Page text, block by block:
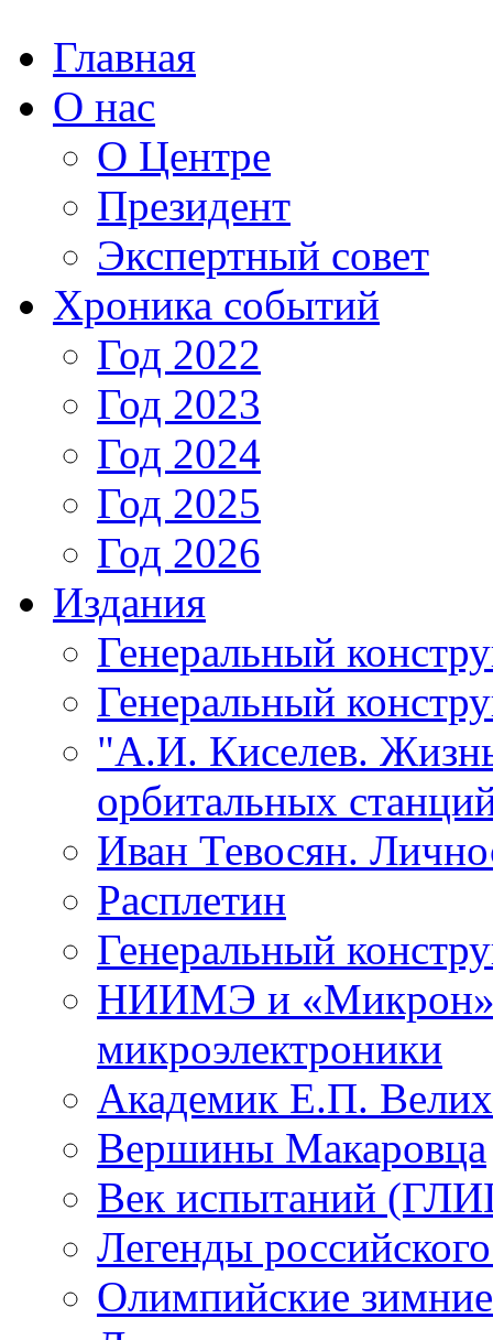
Главная
О нас
О Центре
Президент
Экспертный совет
Хроника событий
Год 2022
Год 2023
Год 2024
Год 2025
Год 2026
Издания
Генеральный
Генеральный
"А.И. Киселев.
орбитальных
Иван Тевосян.
Расплетин
Генеральный
НИИМЭ и «Микрон»
микроэлектроники
Академик Е.П.
Вершины Макаровца
Век испытаний
Легенды
Олимпийские